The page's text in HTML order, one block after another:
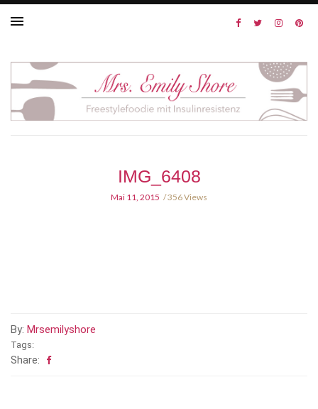
IMG_6408
Mai 11, 2015 356 Views
By: Mrsemilyshore
Tags:
Share: